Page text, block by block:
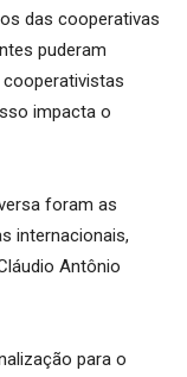
das cooperativas
puderam
impacta o
foram as
internacionais,
Antônio
para o